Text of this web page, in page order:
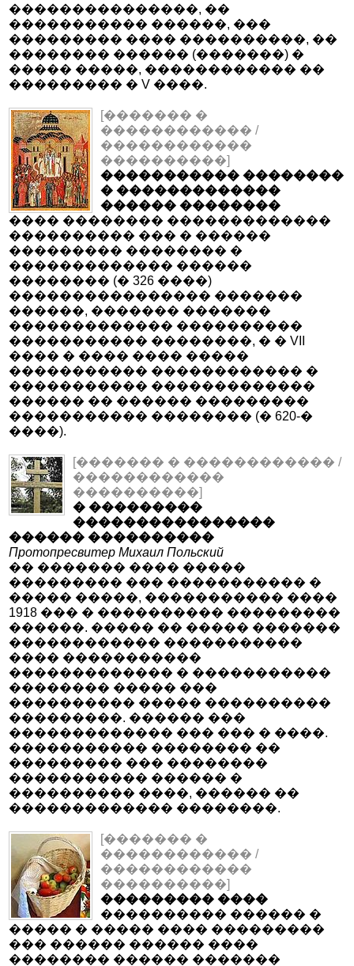
���������������, ��
����������� ������, ���
��������� ���� ����������, ��
�������� ������ (�������) �
����� �����, ������������ ��
��������� � V ����.
[������� �
������������ /
������������
����������]
����������� ��������
� �������������
������ ��������
���� �������� �������������
���������� ��� � ������
��������� �������� �
������������� ������
�������� (� 326 ����)
���������������� �������
������, ������� �������
������������� ����������
����������� ��������, � � VII
���� � ���� ���� �����
����������� ������������ �
����������� �������������
������ �� ������ ���������
����������� �������� (� 620-�
����).
[������� � ������������ /
������������
����������]
� ���������
����������������
������ ����������
Протопресвитер Михаил Польский
�� ������� ���� �����
��������� ��� ����������� �
����� �����, ����������� ����
1918 ��� � ���������� ���������
������. ����� �� ����� �������
������������ �����������
���� �����������
������������� � �����������
�������� ����� ���
���������� ����� ����������
���������. ������ ���
������������� ��� ��� � ����.
����������� �������� ��
��������� ��� ��������
����������� ������ �
���������� ����, ������ ��
������������� ��������.
[������� �
������������ /
������������
����������]
��������� ����
���������� ������ �
����� � ����� ���� ���������
��� ������ ������ ����
�������� ������ �������